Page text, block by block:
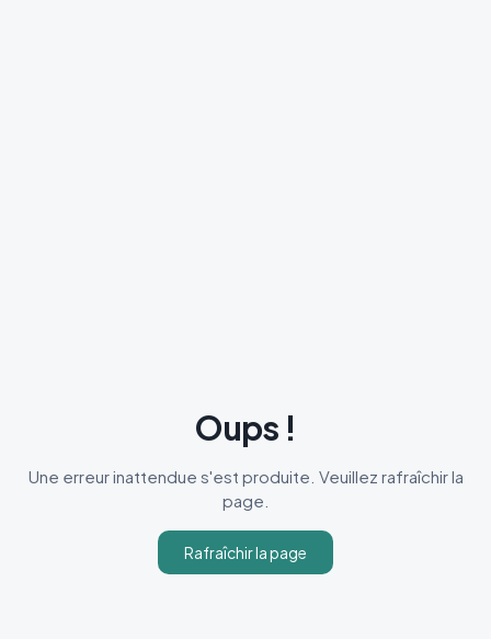
Oups !
Une erreur inattendue s'est produite. Veuillez rafraîchir la
page.
Rafraîchir la page